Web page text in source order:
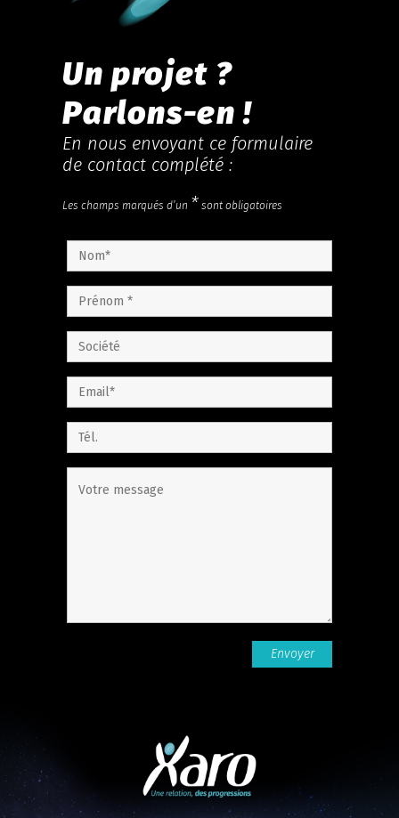
Un projet ?
Parlons-en !
En nous envoyant ce formulaire
de contact complété :
Les champs marqués d’un * sont obligatoires